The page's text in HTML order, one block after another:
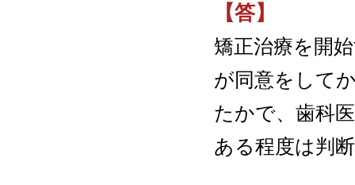
【答】
矯正治療を開
が同意をして
たかで、歯科
ある程度は判